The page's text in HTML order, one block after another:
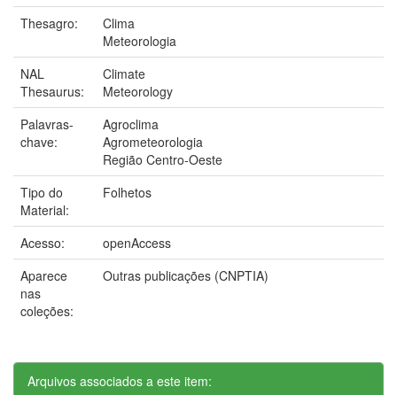
Thesagro:
Clima
Meteorologia
NAL
Thesaurus:
Climate
Meteorology
Palavras-
chave:
Agroclima
Agrometeorologia
Região Centro-Oeste
Tipo do
Material:
Folhetos
Acesso:
openAccess
Aparece
nas
coleções:
Outras publicações (CNPTIA)
Arquivos associados a este item: